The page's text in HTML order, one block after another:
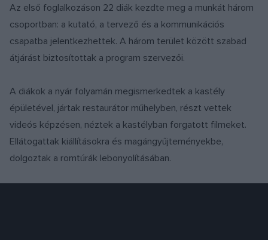
Az első foglalkozáson 22 diák kezdte meg a munkát három
csoportban: a kutató, a tervező és a kommunikációs
csapatba jelentkezhettek. A három terület között szabad
átjárást biztosítottak a program szervezői.
A diákok a nyár folyamán megismerkedtek a kastély
épületével, jártak restaurátor műhelyben, részt vettek
videós képzésen, néztek a kastélyban forgatott filmeket.
Ellátogattak kiállításokra és magángyűjteményekbe,
dolgoztak a romtúrák lebonyolításában.